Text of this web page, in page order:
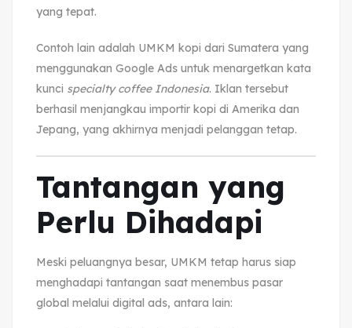
yang tepat.
Contoh lain adalah UMKM kopi dari Sumatera yang
menggunakan Google Ads untuk menargetkan kata
kunci specialty coffee Indonesia. Iklan tersebut
berhasil menjangkau importir kopi di Amerika dan
Jepang, yang akhirnya menjadi pelanggan tetap.
Tantangan yang
Perlu Dihadapi
Meski peluangnya besar, UMKM tetap harus siap
menghadapi tantangan saat menembus pasar
global melalui digital ads, antara lain: